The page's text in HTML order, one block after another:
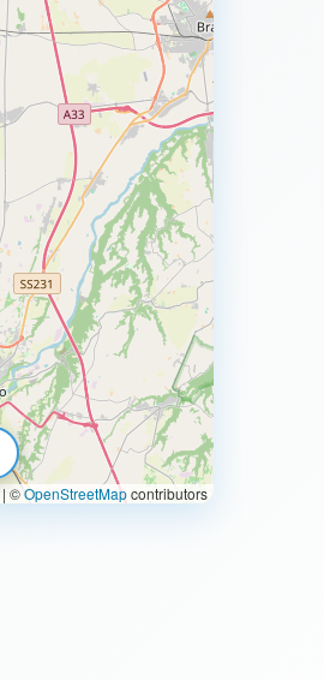
| ©OpenStreetMapcontributors